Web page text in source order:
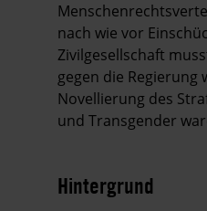
nach wie vor
Zivilgesellschaft
gegen die
Novellierung des
und Transgender
Hintergrund